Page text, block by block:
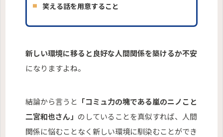
笑える話を用意すること
新しい環境に移ると良好な人間関係を築けるか不安
になりますよね。
結論から言うと 「コミュ力の塊である嵐のニノこと
二宮和也さん」 のしていることを真似すれば、人間
関係に悩むことなく新しい環境に馴染むことができ